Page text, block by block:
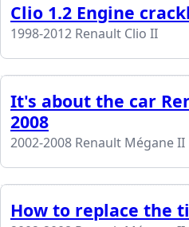
Clio 1.2 Engine
1998-2012 Renault Clio II
It's about the car
2008
2002-2008 Renault Mégane II
How to replace the